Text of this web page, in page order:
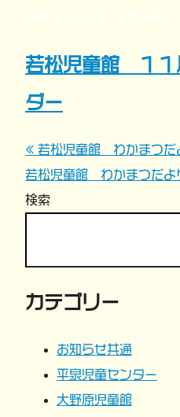
若松児童館 １１
ダー
投
稿
ビ
ゲ
« 若松児童館 わかまつだ
若松児童館 わかまつだ
検索
カテゴリー
お知らせ共通
平泉児童センター
大野原児童館